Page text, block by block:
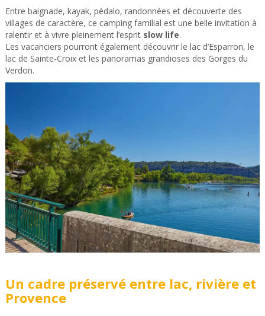
Entre baignade, kayak, pédalo, randonnées et découverte des
villages de caractère, ce camping familial est une belle invitation à
ralentir et à vivre pleinement l’esprit slow life.
Les vacanciers pourront également découvrir le lac d’Esparron, le
lac de Sainte-Croix et les panoramas grandioses des Gorges du
Verdon.
Un cadre préservé entre lac, rivière et
Provence